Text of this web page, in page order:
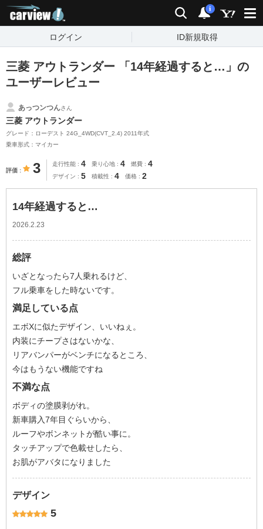
検索 通知
i
ログイン ID新規取得
三菱 アウトランダー 「14年経過すると…」の
ユーザーレビュー
あっつンつんさん
三菱 アウトランダー
グレード：ローデスト 24G_4WD(CVT_2.4) 2011年式
乗車形式：マイカー
評価 3 走行性能 4 乗り心地 4 燃費 4
デザイン 5 積載性 4 価格 2
14年経過すると…
2026.2.23
総評
いざとなったら7人乗れるけど、
フル乗車をした時ないです。
満足している点
エボXに似たデザイン、いいねぇ。
内装にチープさはないかな、
リアバンパーがベンチになるところ、
今はもうない機能ですね
不満な点
ボディの塗膜剥がれ。
新車購入7年目ぐらいから、
ルーフやボンネットが酷い事に。
タッチアップで色載せしたら、
お肌がアバタになりました
デザイン
5